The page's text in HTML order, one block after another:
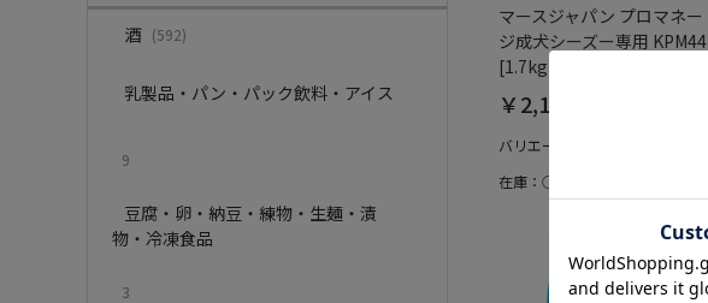
酒 (592)
乳製品・パン・パック飲料・アイス
9
豆腐・卵・納豆・練物・生麺・漬
物・冷凍食品
3
マースジャパン プロマネー
ジ成犬シーズー専用 KPM44
[1.7kg]
￥2,178
バリエーション：なし
在庫：○